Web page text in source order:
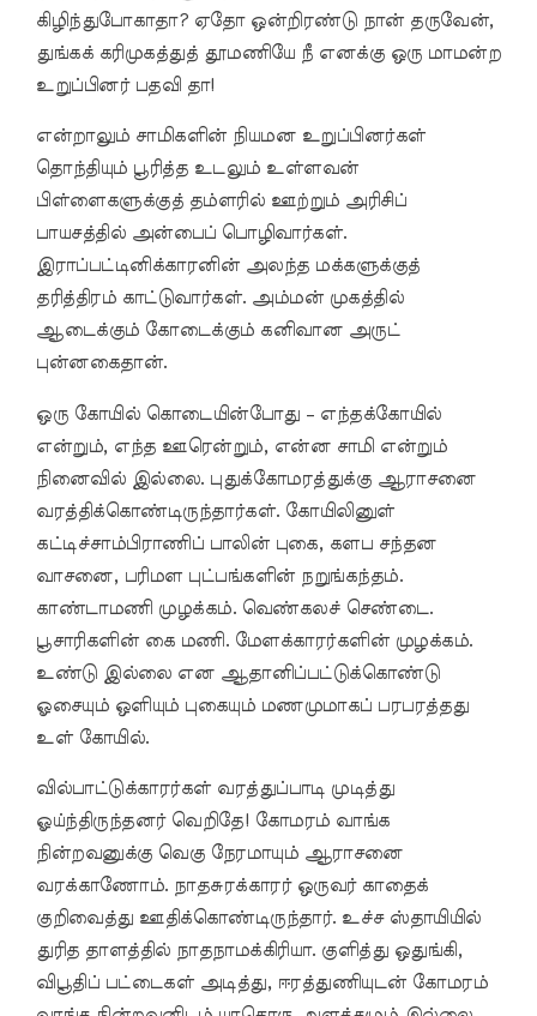
கிழிந்துபோகாதா? ஏதோ ஒன்றிரண்டு நான் தருவேன்,
துங்கக் கரிமுகத்துத் தூமணியே நீ எனக்கு ஒரு மாமன்ற
உறுப்பினர் பதவி தா!
என்றாலும் சாமிகளின் நியமன உறுப்பினர்கள்
தொந்தியும் பூரித்த உடலும் உள்ளவன்
பிள்ளைகளுக்குத் தம்ளரில் ஊற்றும் அரிசிப்
பாயசத்தில் அன்பைப் பொழிவார்கள்.
இராப்பட்டினிக்காரனின் அலந்த மக்களுக்குத்
தரித்திரம் காட்டுவார்கள். அம்மன் முகத்தில்
ஆடைக்கும் கோடைக்கும் கனிவான அருட்
புன்னகைதான்.
ஒரு கோயில் கொடையின்போது – எந்தக்கோயில்
என்றும், எந்த ஊரென்றும், என்ன சாமி என்றும்
நினைவில் இல்லை. புதுக்கோமரத்துக்கு ஆராசனை
வரத்திக்கொண்டிருந்தார்கள். கோயிலினுள்
கட்டிச்சாம்பிராணிப் பாலின் புகை, களப சந்தன
வாசனை, பரிமள புட்பங்களின் நறுங்கந்தம்.
காண்டாமணி முழக்கம். வெண்கலச் செண்டை.
பூசாரிகளின் கை மணி. மேளக்காரர்களின் முழக்கம்.
உண்டு இல்லை என ஆதானிப்பட்டுக்கொண்டு
ஓசையும் ஒளியும் புகையும் மணமுமாகப் பரபரத்தது
உள் கோயில்.
வில்பாட்டுக்காரர்கள் வரத்துப்பாடி முடித்து
ஓய்ந்திருந்தனர் வெறிதே! கோமரம் வாங்க
நின்றவனுக்கு வெகு நேரமாயும் ஆராசனை
வரக்காணோம். நாதசுரக்காரர் ஒருவர் காதைக்
குறிவைத்து ஊதிக்கொண்டிருந்தார். உச்ச ஸ்தாயியில்
துரித தாளத்தில் நாதநாமக்கிரியா. குளித்து ஒதுங்கி,
விபூதிப் பட்டைகள் அடித்து, ஈரத்துணியுடன் கோமரம்